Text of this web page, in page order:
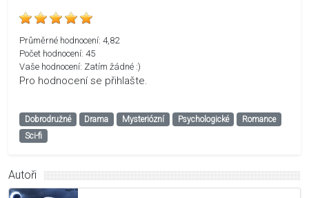
Průměrné hodnocení: 4,82
Počet hodnocení: 45
Vaše hodnocení: Zatím žádné :)
Pro hodnocení se přihlašte.
Dobrodružné Drama Mysteriózní Psychologické
Romance
Sci-fi
Autoři